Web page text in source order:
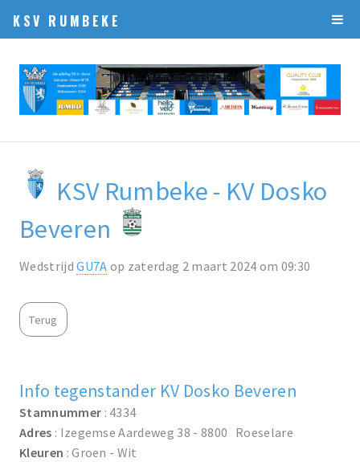
KSV RUMBEKE
KSV Rumbeke - KV Dosko
Beveren
WedstrijdGU7A op zaterdag 2 maart 2024 om 09:30
Terug
Info tegenstander KV Dosko Beveren
Stamnummer : 4334
Adres : Izegemse Aardeweg 38 - 8800 Roeselare
Kleuren : Groen - Wit